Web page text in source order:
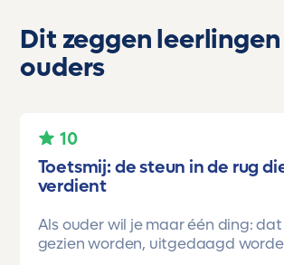
Dit zeggen leerlingen
ouders
10
Toetsmij: de steun in de rug
verdient
Als ouder wil je maar één ding:
gezien worden, uitgedaagd